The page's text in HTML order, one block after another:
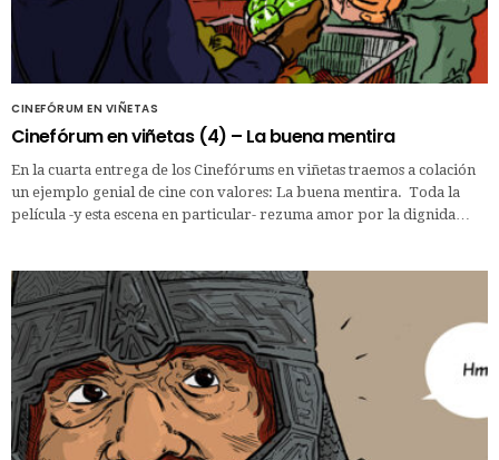
CINEFÓRUM EN VIÑETAS
Cinefórum en viñetas (4) – La buena mentira
En la cuarta entrega de los Cinefórums en viñetas traemos a colación
un ejemplo genial de cine con valores: La buena mentira. Toda la
película -y esta escena en particular- rezuma amor por la dignida…